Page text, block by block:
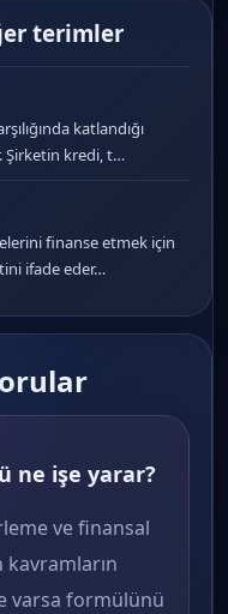
terimler
katlandığı
Şirketin kredi, t…
finanse etmek için
ifade eder…
ne işe yarar?
ve finansal
kavramların
varsa formülünü